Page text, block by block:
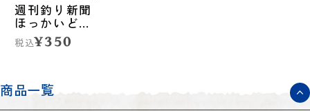
週刊釣り新聞
ほっかいどう
第1451号
（2026年7月2
税込¥350
商品一覧